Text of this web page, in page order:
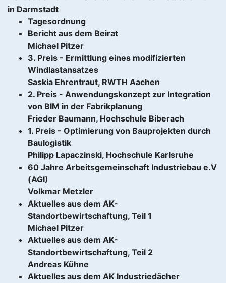
in Darmstadt
Tagesordnung
Bericht aus dem Beirat
Michael Pitzer
3. Preis - Ermittlung eines modifizierten
Windlastansatzes
Saskia Ehrentraut, RWTH Aachen
2. Preis - Anwendungskonzept zur Integration
von BIM in der Fabrikplanung
Frieder Baumann, Hochschule Biberach
1. Preis - Optimierung von Bauprojekten durch
Baulogistik
Philipp Lapaczinski, Hochschule Karlsruhe
60 Jahre Arbeitsgemeinschaft Industriebau e.V
(AGI)
Volkmar Metzler
Aktuelles aus dem AK-
Standortbewirtschaftung, Teil 1
Michael Pitzer
Aktuelles aus dem AK-
Standortbewirtschaftung, Teil 2
Andreas Kühne
Aktuelles aus dem AK Industriedächer